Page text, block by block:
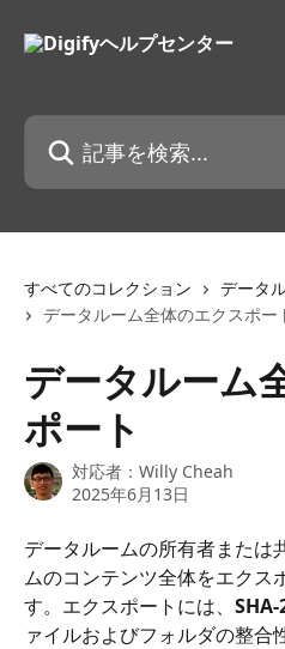
記事を検索...
すべてのコレクション データ
データルーム全体のエクスポー
データルーム
ポート
対応者： Willy Cheah
2025年6月13日
データルームの所有者または
ムのコンテンツ全体をエクス
す。エクスポートには、 SHA-
ァイルおよびフォルダの整合